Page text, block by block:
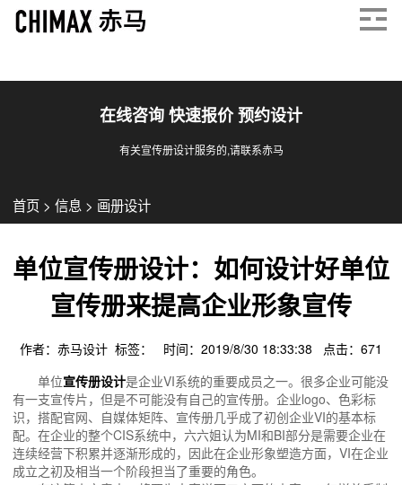
在线咨询 快速报价 预约设计
有关宣传册设计服务的,请联系赤马
首页 > 信息 > 画册设计
单位宣传册设计：如何设计好单位
宣传册来提高企业形象宣传
作者：赤马设计 标签： 时间：2019/8/30 18:33:38 点击： 671
单位宣传册设计是企业VI系统的重要成员之一。很多企业可能没
有一支宣传片，但是不可能没有自己的宣传册。企业logo、色彩标
识，搭配官网、自媒体矩阵、宣传册几乎成了初创企业VI的基本标
配。在企业的整个CIS系统中，六六姐认为MI和BI部分是需要企业在
连续经营下积累并逐渐形成的，因此在企业形象塑造方面，VI在企业
成立之初及相当一个阶段担当了重要的角色。